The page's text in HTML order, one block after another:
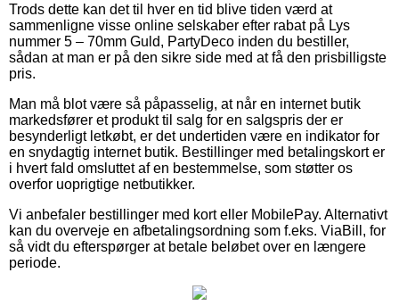
Trods dette kan det til hver en tid blive tiden værd at
sammenligne visse online selskaber efter rabat på Lys
nummer 5 – 70mm Guld, PartyDeco inden du bestiller,
sådan at man er på den sikre side med at få den prisbilligste
pris.
Man må blot være så påpasselig, at når en internet butik
markedsfører et produkt til salg for en salgspris der er
besynderligt letkøbt, er det undertiden være en indikator for
en snydagtig internet butik. Bestillinger med betalingskort er
i hvert fald omsluttet af en bestemmelse, som støtter os
overfor uoprigtige netbutikker.
Vi anbefaler bestillinger med kort eller MobilePay. Alternativt
kan du overveje en afbetalingsordning som f.eks. ViaBill, for
så vidt du efterspørger at betale beløbet over en længere
periode.